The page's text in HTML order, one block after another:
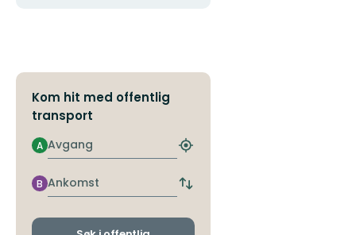
Kom hit med offentlig
transport
Avgang
A
Finn
holdeplass
Ankomst
B
Bytt
og